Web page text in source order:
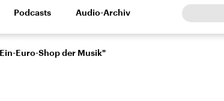
Wissen Kultur Europa
Podcasts Audio-Archiv
Euro-Shop der Musik"